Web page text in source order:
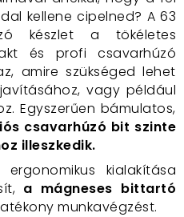
kellene cipelned? A 63
készlet a tökéletes
és profi csavarhúzó
amire szükséged lehet
vagy például
Egyszerűen bámulatos,
csavarhúzó bit szinte
illeszkedik.
kialakítása
a mágneses bittartó
munkavégzést.